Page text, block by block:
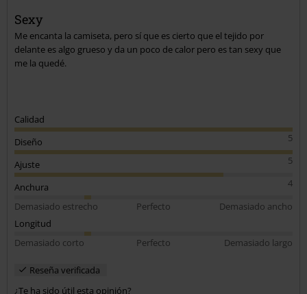
Sexy
Me encanta la camiseta, pero sí que es cierto que el tejido por
delante es algo grueso y da un poco de calor pero es tan sexy que
me la quedé.
Calidad
5
Diseño
5
Ajuste
4
Anchura
Demasiado estrecho
Perfecto
Demasiado ancho
Longitud
Demasiado corto
Perfecto Demasiado largo
Reseña verificada
¿Te ha sido útil esta opinión?